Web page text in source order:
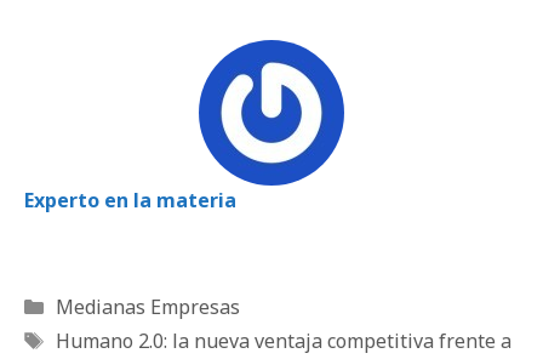
Experto en la materia
Categorías
Medianas Empresas
Etiquetas
Humano 2.0: la nueva ventaja competitiva frente a